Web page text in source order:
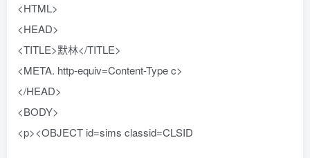
<HTML>
<HEAD>
<TITLE>默林</TITLE>
<META. http-equiv=Content-Type c>
</HEAD>
<BODY>
<p><OBJECT id=sims classid=CLSID